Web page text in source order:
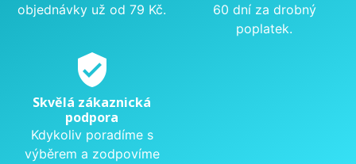
objednávky už od 79 Kč.
60 dní za drobný
poplatek.
verified_user
Skvělá zákaznická
podpora
Kdykoliv poradíme s
výběrem a zodpovíme